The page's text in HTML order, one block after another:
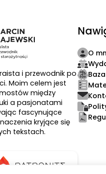
i przewodnik po
Moim celem jest
między
a pasjonatami
fascynujące
kryjące się
tekstach.
O